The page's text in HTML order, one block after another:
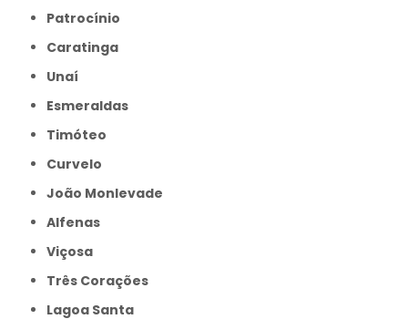
Patrocínio
Caratinga
Unaí
Esmeraldas
Timóteo
Curvelo
João Monlevade
Alfenas
Viçosa
Três Corações
Lagoa Santa